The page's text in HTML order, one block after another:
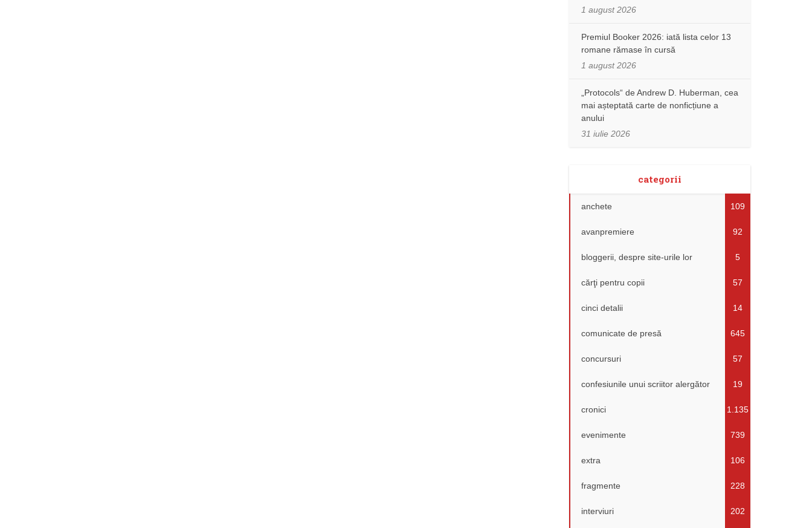
1 august 2026
Premiul Booker 2026: iată lista celor 13
romane rămase în cursă
1 august 2026
„Protocols“ de Andrew D. Huberman, cea
mai așteptată carte de nonficțiune a
anului
31 iulie 2026
categorii
anchete 109
avanpremiere 92
bloggerii, despre site-urile lor 5
cărţi pentru copii 57
cinci detalii 14
comunicate de presă 645
concursuri 57
confesiunile unui scriitor alergător 19
cronici 1.135
evenimente 739
extra 106
fragmente 228
interviuri 202